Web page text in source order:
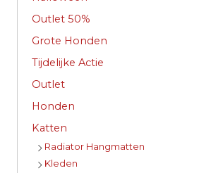
Outlet 50%
Grote Honden
Tijdelijke Actie
Outlet
Honden
Katten
Radiator Hangmatten
Kleden